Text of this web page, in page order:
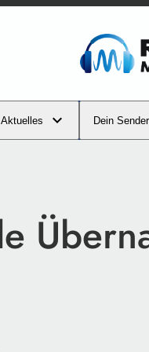
Aktuelles Dein Sender